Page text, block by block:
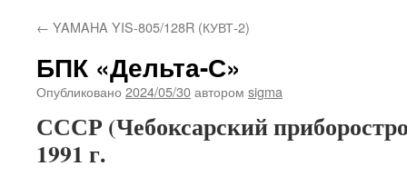
← YAMAHA YIS-805/128R (КУВТ-2)
БПК «Дельта-С»
Опубликовано 2024/05/30автором sigma
СССР (Чебоксарский
1991 г.